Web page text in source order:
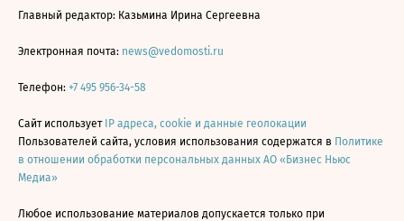
Главный редактор: Казьмина Ирина Сергеевна
Электронная почта: news@vedomosti.ru
Телефон: +7 495 956-34-58
Сайт использует IP адреса, cookie и данные геолокации
Пользователей сайта, условия использования содержатся в Политике
в отношении обработки персональных данных АО «Бизнес Ньюс
Медиа»
Любое использование материалов допускается только при